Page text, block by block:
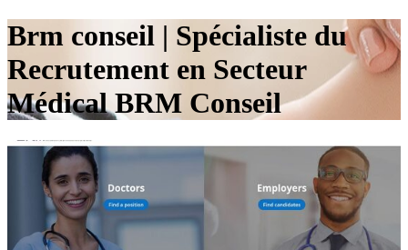
Brm conseil | Spécialiste du
Recrutement en Secteur
Médical BRM Conseil